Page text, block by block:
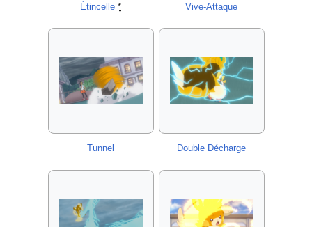
Étincelle * Vive-Attaque
Tunnel Double Décharge